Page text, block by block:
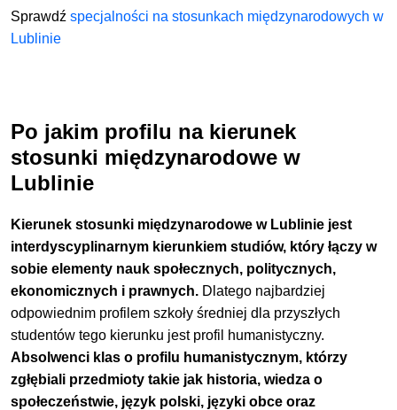
Sprawdźspecjalności na stosunkach międzynarodowych w
Lublinie
Po jakim profilu na kierunek
stosunki międzynarodowe w
Lublinie
Kierunek stosunki międzynarodowe w Lublinie jest
interdyscyplinarnym kierunkiem studiów, który łączy w
sobie elementy nauk społecznych, politycznych,
ekonomicznych i prawnych. Dlatego najbardziej
odpowiednim profilem szkoły średniej dla przyszłych
studentów tego kierunku jest profil humanistyczny.
Absolwenci klas o profilu humanistycznym, którzy
zgłębiali przedmioty takie jak historia, wiedza o
społeczeństwie, język polski, języki obce oraz